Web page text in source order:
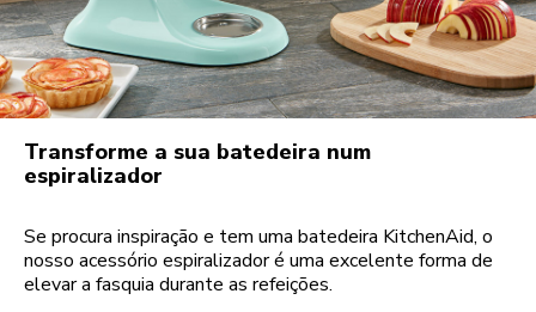
Transforme a sua batedeira num
espiralizador
Se procura inspiração e tem uma batedeira KitchenAid, o
nosso acessório espiralizador é uma excelente forma de
elevar a fasquia durante as refeições.